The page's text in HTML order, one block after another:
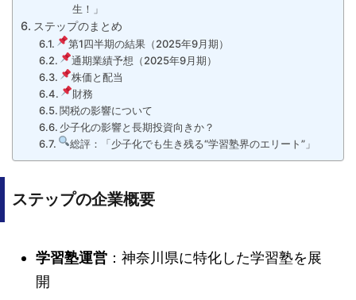
生！」
ステップのまとめ
第1四半期の結果（2025年9月期）
通期業績予想（2025年9月期）
株価と配当
財務
関税の影響について
少子化の影響と長期投資向きか？
総評：「少子化でも生き残る“学習塾界のエリート”」
ステップの企業概要
学習塾運営 ：神奈川県に特化した学習塾を展
開